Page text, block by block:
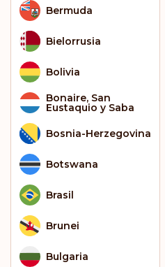
Bermuda
Bielorrusia
Bolivia
Bonaire, San
Eustaquio y Saba
Bosnia-Herzegovina
Botswana
Brasil
Brunei
Bulgaria